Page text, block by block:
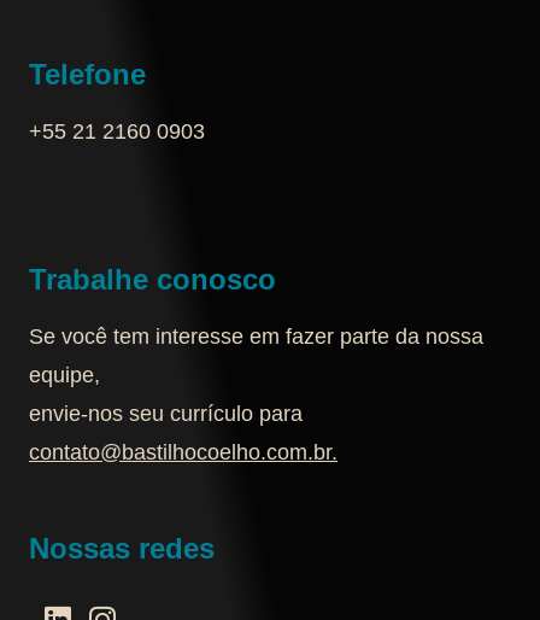
Telefone
+55 21 2160 0903‬
Trabalhe conosco
Se você tem interesse em fazer parte da nossa
equipe,
envie-nos seu currículo para
contato@bastilhocoelho.com.br.
Nossas redes